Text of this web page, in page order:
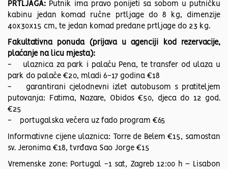
PRTLJAGA: Putnik ima pravo ponijeti sa sobom u putničku
kabinu jedan komad ručne prtljage do 8 kg, dimenzije
40x30x15 cm, te jedan komad predane prtljage do 23 kg.
Fakultativna ponuda (prijava u agenciji kod rezervacije,
plaćanje na licu mjesta):
- ulaznica za park i palaču Pena, te transfer od ulaza u
park do palače €20, mladi 6-17 godina €18
- garantirani cjelodnevni izlet autobusom s pratiteljem
putovanja: Fatima, Nazare, Obidos €50, djeca do 12 god.
€25
- portugalska večera uz fado program €65
Informativne cijene ulaznica: Torre de Belem €15, samostan
sv. Jeronima €18, tvrđava Sao Jorge €15
Vremenske zone: Portugal -1 sat, Zagreb 12:00 h – Lisabon